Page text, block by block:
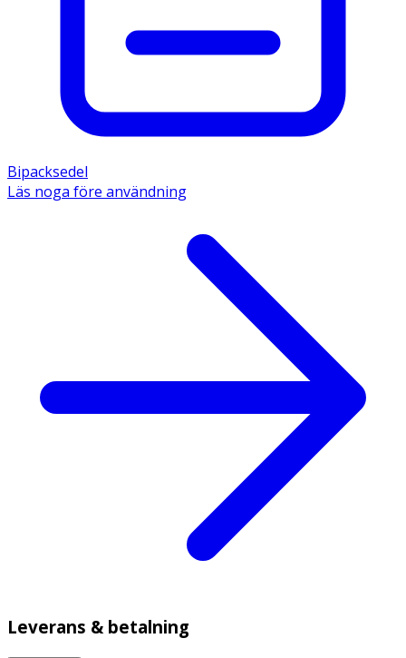
Bipacksedel
Läs noga före användning
Leverans & betalning